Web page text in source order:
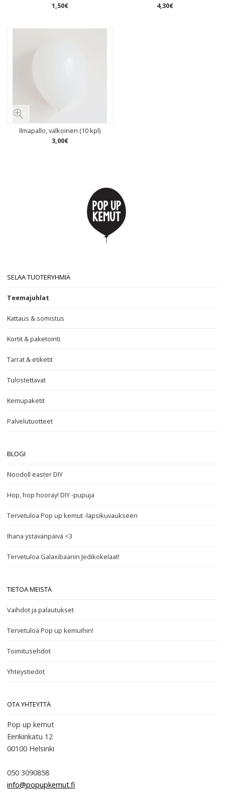
1,50€
4,30€
Ilmapallo, valkoinen (10 kpl)
3,00€
SELAA TUOTERYHMIÄ
Teemajuhlat
Kattaus & somistus
Kortit & paketointi
Tarrat & etiketit
Tulostettavat
Kemupaketit
Palvelutuotteet
BLOGI
Noodoll easter DIY
Hop, hop hooray! DIY -pupuja
Tervetuloa Pop up kemut -lapsikuvaukseen
Ihana ystävänpäivä <3
Tervetuloa Galaxibaariin Jedikokelaat!
TIETOA MEISTÄ
Vaihdot ja palautukset
Tervetuloa Pop up kemuihin!
Toimitusehdot
Yhteystiedot
OTA YHTEYTTÄ
Pop up kemut
Eerikinkatu 12
00100 Helsinki
050 3090858
info@popupkemut.fi